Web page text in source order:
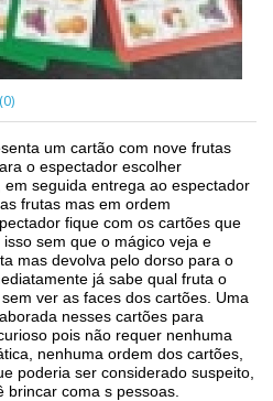
um cartão com nove frutas
o espectador escolher
seguida entrega ao espectador
frutas mas em ordem
fique com os cartões que
sem que o mágico veja e
mas devolva pelo dorso para o
já sabe qual fruta o
ver as faces dos cartões. Uma
nesses cartões para
pois não requer nenhuma
nenhuma ordem dos cartões,
poderia ser considerado suspeito,
coma s pessoas.